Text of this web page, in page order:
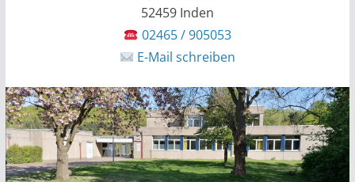
52459 Inden
02465 / 905053
E-Mail schreiben